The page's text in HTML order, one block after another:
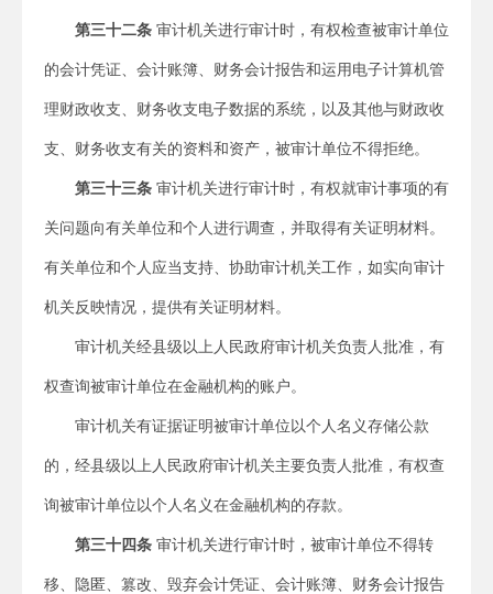
第三十二条 审计机关进行审计时，有权检查被审计单位
的会计凭证、会计账簿、财务会计报告和运用电子计算机管
理财政收支、财务收支电子数据的系统，以及其他与财政收
支、财务收支有关的资料和资产，被审计单位不得拒绝。
第三十三条 审计机关进行审计时，有权就审计事项的有
关问题向有关单位和个人进行调查，并取得有关证明材料。
有关单位和个人应当支持、协助审计机关工作，如实向审计
机关反映情况，提供有关证明材料。
审计机关经县级以上人民政府审计机关负责人批准，有
权查询被审计单位在金融机构的账户。
审计机关有证据证明被审计单位以个人名义存储公款
的，经县级以上人民政府审计机关主要负责人批准，有权查
询被审计单位以个人名义在金融机构的存款。
第三十四条 审计机关进行审计时，被审计单位不得转
移、隐匿、篡改、毁弃会计凭证、会计账簿、财务会计报告